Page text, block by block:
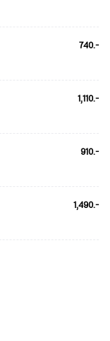
740.-
1,110.-
910.-
1,490.-